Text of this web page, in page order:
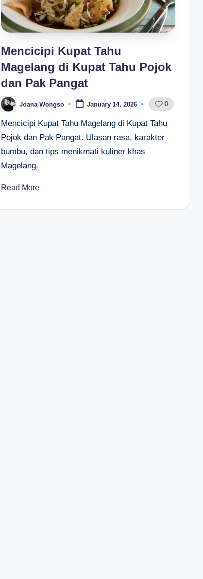
Mencicipi Kupat Tahu
Magelang di Kupat Tahu Pojok
dan Pak Pangat
Posted
by
Joana Wongso January 14, 2026 0
Mencicipi Kupat Tahu Magelang di Kupat Tahu
Pojok dan Pak Pangat. Ulasan rasa, karakter
bumbu, dan tips menikmati kuliner khas
Magelang.
Read More